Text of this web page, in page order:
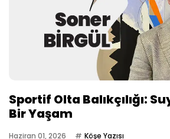
Sportif Olta Balıkçılığı:
Bir Yaşam
Haziran 01, 2026 Köşe Yazısı